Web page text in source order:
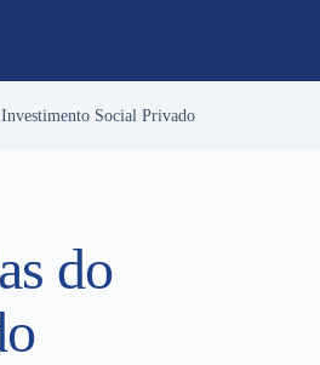
Investimento Social Privado
do